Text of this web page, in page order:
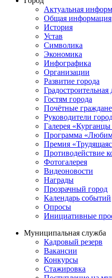
Актуальная
Общая информация
История
Устав
Символика
Экономика
Инфографика
Организации
Развитие города
Градостроительная
Гостям города
Почётные граждане
Руководители
Галерея «Курганцы
Программа
Премия
Противодействие
Фотогалерея
Видеоновости
Награды
Прозрачный город
Календарь событий
Опросы
Инициативные
Муниципальная служба
Кадровый резерв
Вакансии
Конкурсы
Стажировка